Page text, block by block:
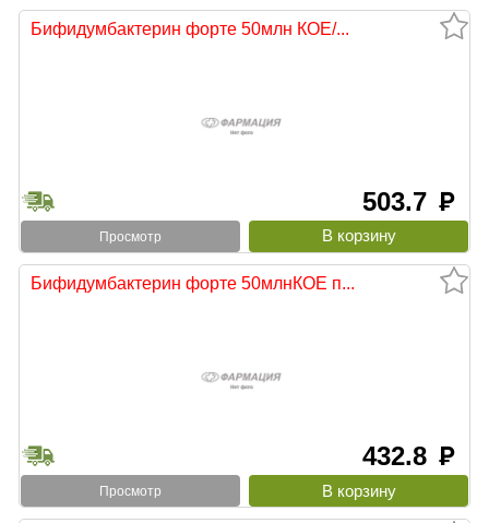
Бифидумбактерин форте 50млн КОЕ/...
503.7 руб
Просмотр
Бифидумбактерин форте 50млнКОЕ п...
432.8 руб
Просмотр